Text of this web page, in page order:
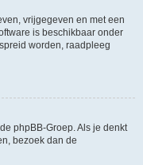
vrijgegeven en met een
is beschikbaar onder
worden, raadpleeg
phpBB-Groep. Als je denkt
bezoek dan de